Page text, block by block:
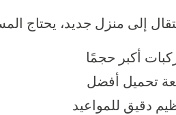
إلى منزل جديد، يحتاج
أكبر حجمًا
تحميل أفضل
دقيق للمواعيد